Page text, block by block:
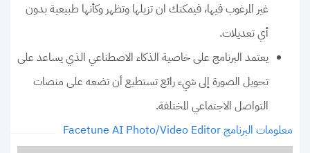
غير المرغوب فيها، فيمكنك ان تزيلها وتظهر وكأنها طبيعية بدون
أي تعديلات.
يعتمد البرنامج على خاصية الذكاء الاصطناعي الذي يساعد على
تحويل الصورة إلى شيء رائع تستطيع أن تضعه على منصات
التواصل الاجتماعي المختلفة.
معلومات البرنامج Facetune AI Photo/Video Editor